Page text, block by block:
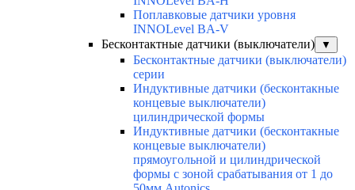
Поплавковые датчики уровня
INNOLevel BA-V
Бесконтактные датчики (выключатели)
▼
Бесконтактные датчики (выключатели)
серии
Индуктивные датчики (бесконтакные
концевые выключатели)
цилиндрической формы
Индуктивные датчики (бесконтакные
концевые выключатели)
прямоугольной и цилиндрической
формы с зоной срабатывания от 1 до